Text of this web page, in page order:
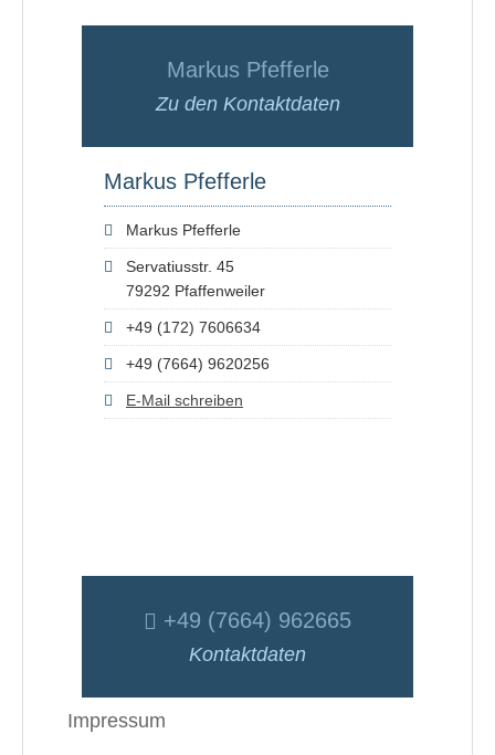
Markus Pfefferle
Zu den Kontaktdaten
Markus Pfefferle
Markus Pfefferle
Servatiusstr. 45
79292 Pfaffenweiler
+49 (172) 7606634
+49 (7664) 9620256
E-Mail schreiben
+49 (7664) 962665
Kontaktdaten
Impressum